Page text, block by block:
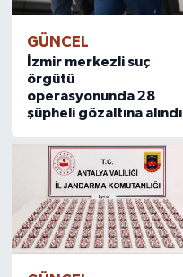
GÜNCEL
İzmir merkezli suç
örgütü
operasyonunda 28
şüpheli gözaltına alındı